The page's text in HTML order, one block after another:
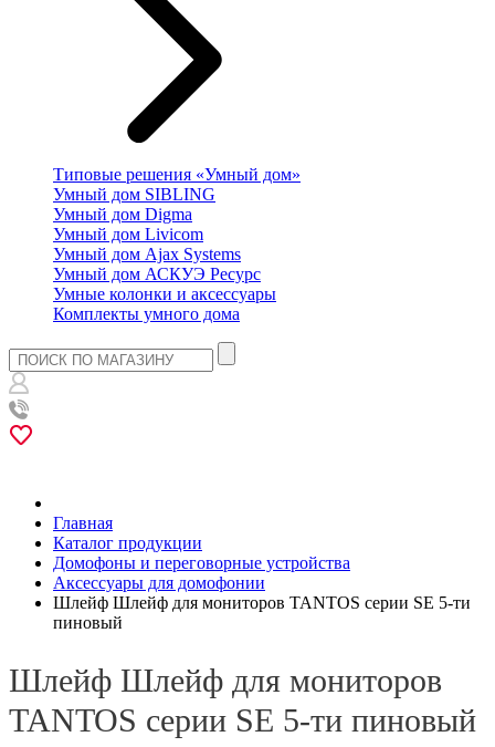
Типовые решения «Умный дом»
Умный дом SIBLING
Умный дом Digma
Умный дом Livicom
Умный дом Ajax Systems
Умный дом АСКУЭ Ресурс
Умные колонки и аксессуары
Комплекты умного дома
Главная
Каталог продукции
Домофоны и переговорные устройства
Аксессуары для домофонии
Шлейф Шлейф для мониторов TANTOS серии SE 5-ти
пиновый
Шлейф Шлейф для мониторов
TANTOS серии SE 5-ти пиновый